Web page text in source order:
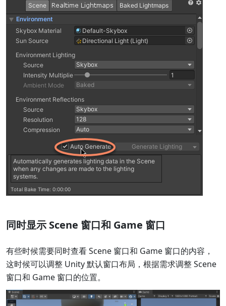
同时显示 Scene 窗口和 Game 窗口
有些时候需要同时查看 Scene 窗口和 Game 窗口的内容，
这时候可以调整 Unity 默认窗口布局，根据需求调整 Scene
窗口和 Game 窗口的位置。